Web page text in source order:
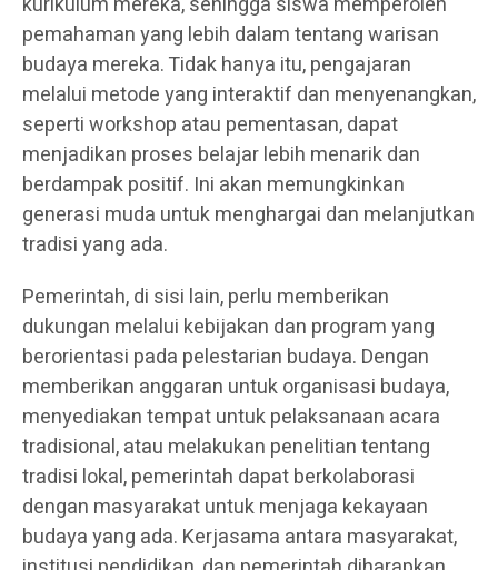
pemahaman yang lebih dalam tentang warisan
budaya mereka. Tidak hanya itu, pengajaran
melalui metode yang interaktif dan menyenangkan,
seperti workshop atau pementasan, dapat
menjadikan proses belajar lebih menarik dan
berdampak positif. Ini akan memungkinkan
generasi muda untuk menghargai dan melanjutkan
tradisi yang ada.
Pemerintah, di sisi lain, perlu memberikan
dukungan melalui kebijakan dan program yang
berorientasi pada pelestarian budaya. Dengan
memberikan anggaran untuk organisasi budaya,
menyediakan tempat untuk pelaksanaan acara
tradisional, atau melakukan penelitian tentang
tradisi lokal, pemerintah dapat berkolaborasi
dengan masyarakat untuk menjaga kekayaan
budaya yang ada. Kerjasama antara masyarakat,